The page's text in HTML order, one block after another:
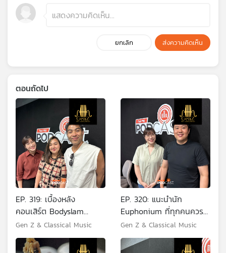
ยกเลิก ส่งความคิดเห็น
ตอนถัดไป
EP. 319: เบื้องหลัง
คอนเสิร์ต Bodyslam
Power of The B-Side
Concert
Gen Z & Classical Music
EP. 320: แนะนำนัก
Euphonium ที่ทุกคนควร
รู้จัก
Gen Z & Classical Music